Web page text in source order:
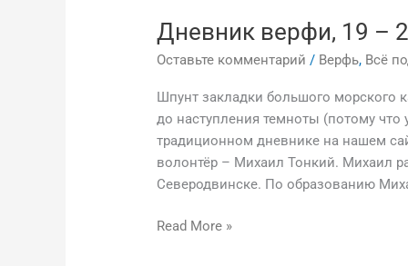
Дневник верфи, 19 –
Оставьте комментарий / Верфь, Всё
Шпунт закладки большого морского
до наступления темноты (потому
традиционном дневнике на нашем
волонтёр – Михаил Тонкий. Михаил
Северодвинске. По образованию
Read More »